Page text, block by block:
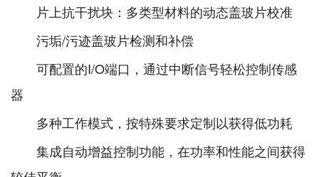
片上抗干扰块：多类型材料的动态盖玻片校准
污垢/污迹盖玻片检测和补偿
可配置的I/O端口，通过中断信号轻松控制传感
器
多种工作模式，按特殊要求定制以获得低功耗
集成自动增益控制功能，在功率和性能之间获得